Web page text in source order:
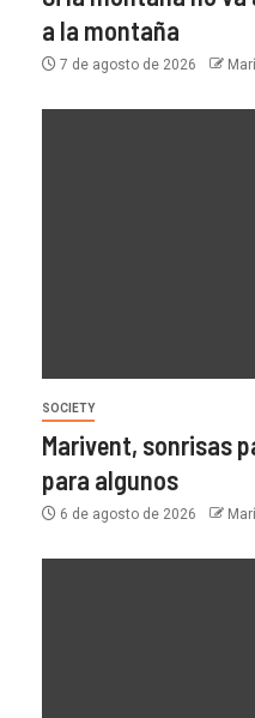
a la montaña
7 de agosto de 2026
SOCIETY
Marivent, sonrisas
para algunos
6 de agosto de 2026